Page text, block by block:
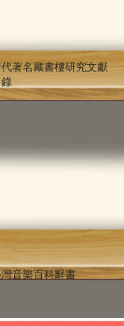
著名藏書樓研究文獻
錄
音樂百科辭書